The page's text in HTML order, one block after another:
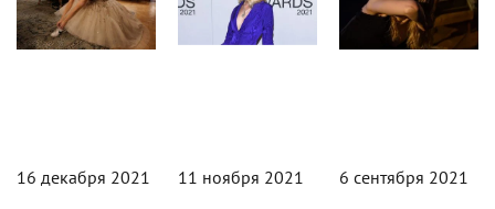
16 декабря 2021 11 ноября 2021 6 сентября 2021